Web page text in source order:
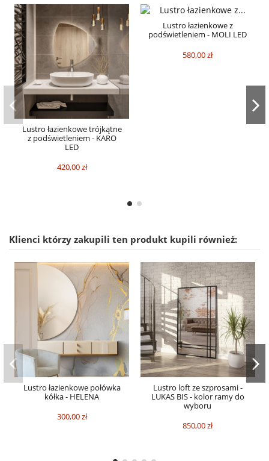
Lustro łazienkowe trójkątne
z podświetleniem - KARO
LED
420,00 zł
Lustro łazienkowe z
podświetleniem - MOLI LED
580,00 zł
Klienci którzy zakupili ten produkt kupili również:
Lustro łazienkowe połówka
kółka - HELENA
300,00 zł
Lustro loft ze szprosami -
LUKAS BIS - kolor ramy do
wyboru
850,00 zł